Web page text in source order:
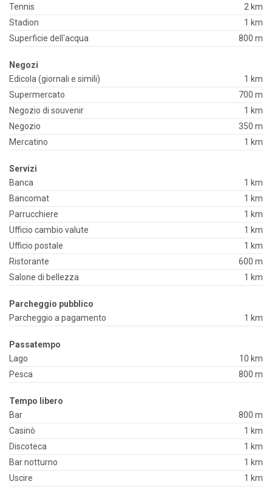
Tennis
2 km
Stadion
1 km
Superficie dell'acqua
800 m
Negozi
Edicola (giornali e simili)
1 km
Supermercato
700 m
Negozio di souvenir
1 km
Negozio
350 m
Mercatino
1 km
Servizi
Banca
1 km
Bancomat
1 km
Parrucchiere
1 km
Ufficio cambio valute
1 km
Ufficio postale
1 km
Ristorante
600 m
Salone di bellezza
1 km
Parcheggio pubblico
Parcheggio a pagamento
1 km
Passatempo
Lago
10 km
Pesca
800 m
Tempo libero
Bar
800 m
Casinò
1 km
Discoteca
1 km
Bar notturno
1 km
Uscire
1 km